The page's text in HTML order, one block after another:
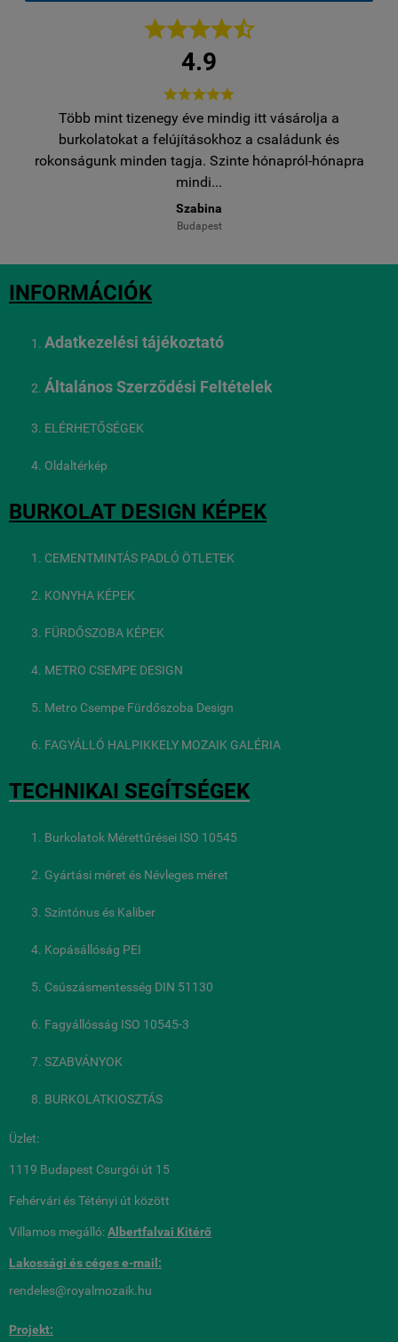

4.9

Több mint tizenegy éve mindig itt vásárolja a
burkolatokat a felújításokhoz a családunk és
rokonságunk minden tagja. Szinte hónapról-hónapra
mindi...
Szabina
Budapest
INFORMÁCIÓK
Adatkezelési tájékoztató
Általános Szerződési Feltételek
ELÉRHETŐSÉGEK
Oldaltérkép
BURKOLAT DESIGN KÉPEK
CEMENTMINTÁS PADLÓ ÖTLETEK
KONYHA KÉPEK
FÜRDŐSZOBA KÉPEK
METRO CSEMPE DESIGN
Metro Csempe Fürdőszoba Design
FAGYÁLLÓ HALPIKKELY MOZAIK GALÉRIA
TECHNIKAI SEGÍTSÉGEK
Burkolatok Mérettűrései ISO 10545
Gyártási méret és Névleges méret
Színtónus és Kaliber
Kopásállóság PEI
Csúszásmentesség DIN 51130
Fagyállósság ISO 10545-3
SZABVÁNYOK
BURKOLATKIOSZTÁS
Üzlet:
1119 Budapest Csurgói út 15
Fehérvári és Tétényi út között
Villamos megálló:Albertfalvai Kitérő
Lakossági és cégese-mail:
rendeles@royalmozaik.hu
Projekt: